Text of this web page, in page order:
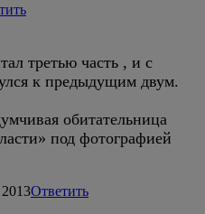
третью часть , и с
к предыдущим двум.
обитательница
под фотографией
2013Ответить